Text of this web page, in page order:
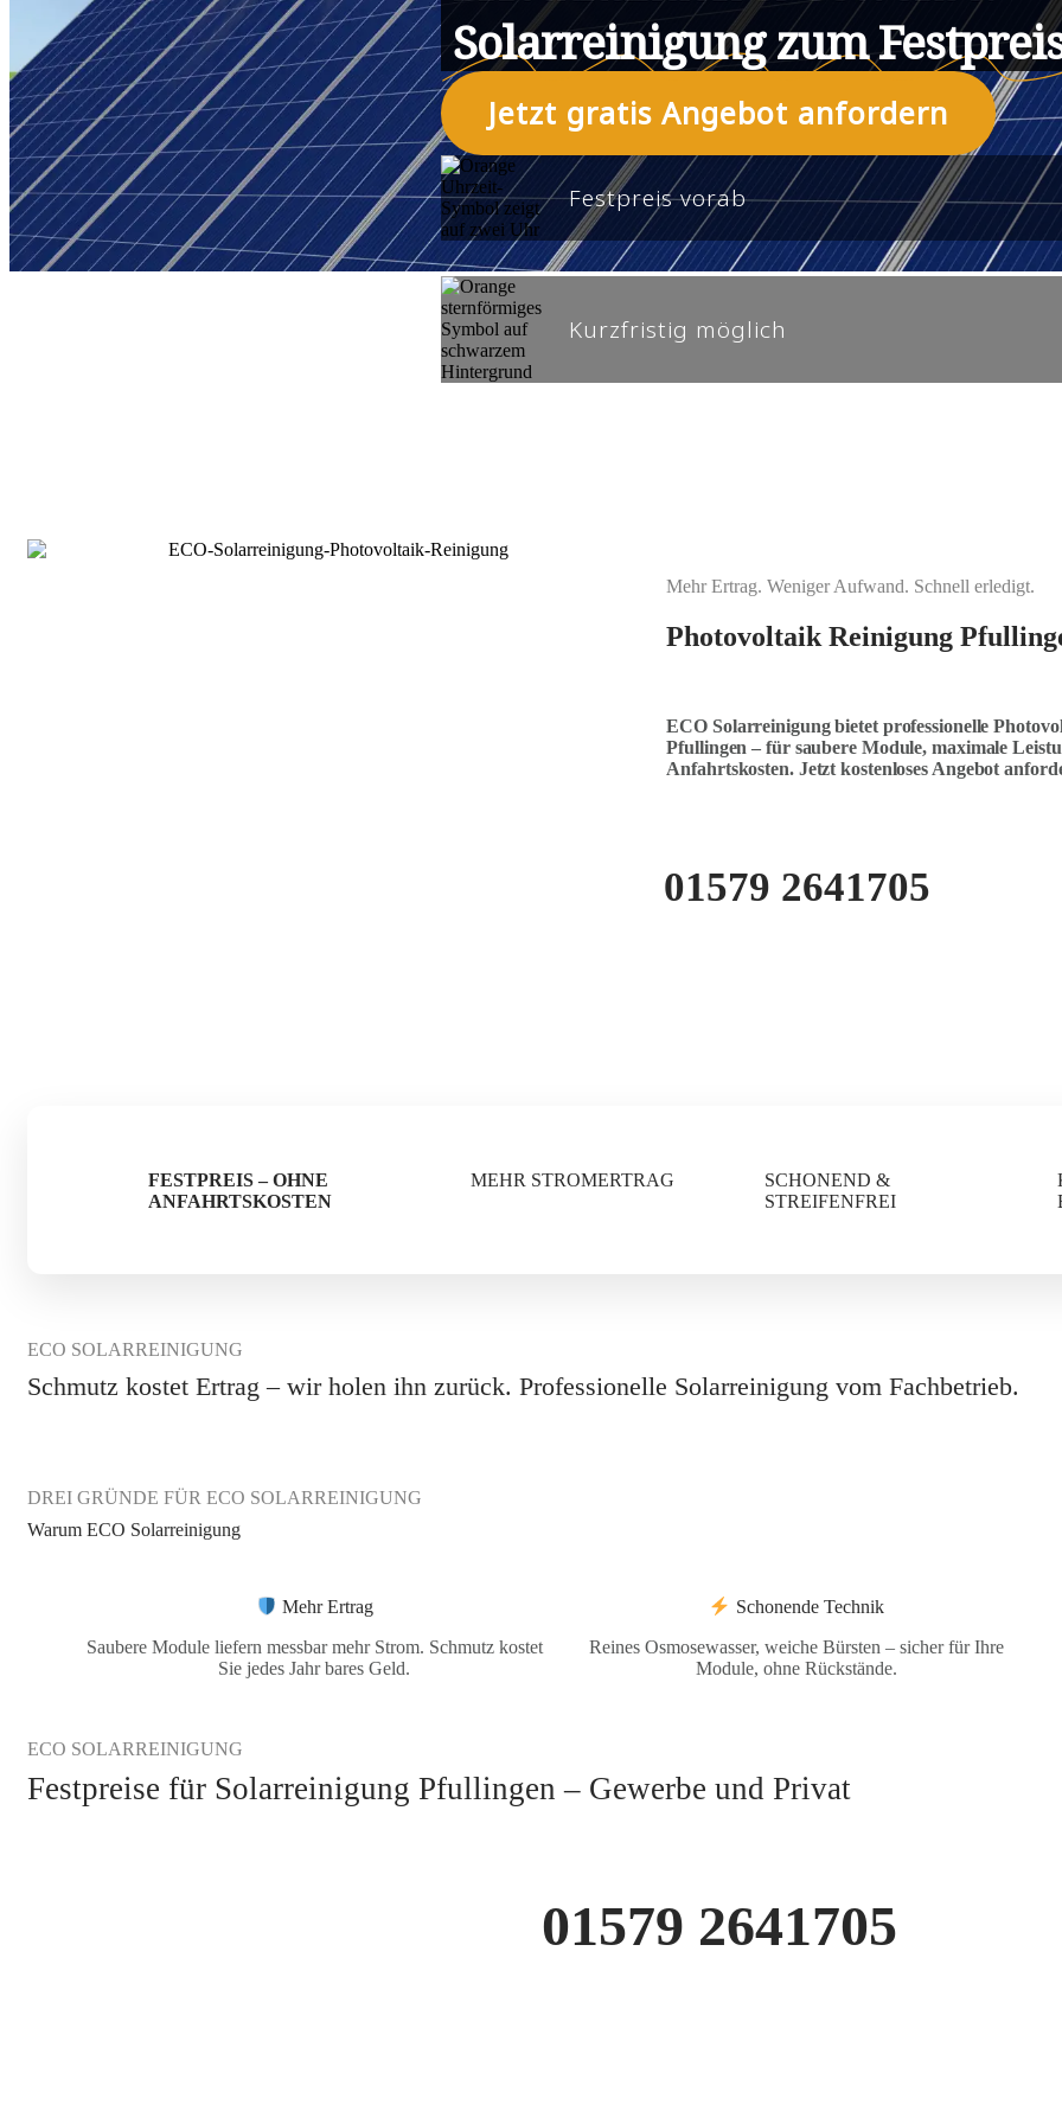
Solarreinigung zum
Jetzt gratis Angebot anfordern
Festpreis vorab
Kurzfristig möglich
Mehr Ertrag. Weniger Aufwand. Schnell erledigt.
Photovoltaik Reinigung
ECO Solarreinigung bietet professionelle
Pfullingen – für saubere Module, maximale
Anfahrtskosten. Jetzt kostenloses Angebot
01579 2641705
FESTPREIS – OHNE
ANFAHRTSKOSTEN
MEHR STROMERTRAG
SCHONEND &
STREIFENFREI
ECO SOLARREINIGUNG
Schmutz kostet Ertrag – wir holen ihn zurück. Professionelle Solarreinigung vom Fachbetrieb.
DREI GRÜNDE FÜR ECO SOLARREINIGUNG
Warum ECO Solarreinigung
Mehr Ertrag
Saubere Module liefern messbar mehr Strom. Schmutz kostet
Sie jedes Jahr bares Geld.
Schonende Technik
Reines Osmosewasser, weiche Bürsten – sicher für Ihre
Module, ohne Rückstände.
ECO SOLARREINIGUNG
Festpreise für Solarreinigung Pfullingen – Gewerbe und Privat
01579 2641705